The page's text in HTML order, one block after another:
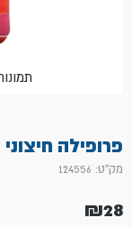
פרופילה חיצוני 1.5 ק"ג- יעקבי
מק"ט: 124556
₪28